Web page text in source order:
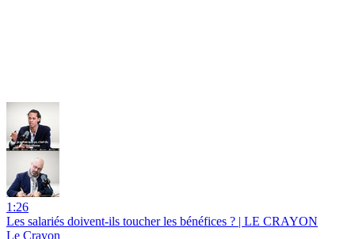
1:26
Les salariés doivent-ils toucher les bénéfices ? | LE CRAYON
Le Crayon